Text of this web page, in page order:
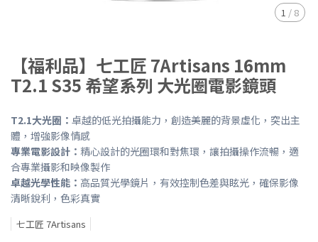
1 / 8
【福利品】七工匠 7Artisans 16mm
T2.1 S35 希望系列 大光圈電影鏡頭
T2.1大光圈： 卓越的低光拍攝能力，創造美麗的背景虛化，突出主
體，增強影像情感
專業電影設計： 精心設計的光圈環和對焦環，讓拍攝操作流暢，適
合專業攝影和映像製作
卓越光學性能： 高品質光學鏡片，有效控制色差與眩光，確保影像
清晰銳利，色彩真實
七工匠 7Artisans